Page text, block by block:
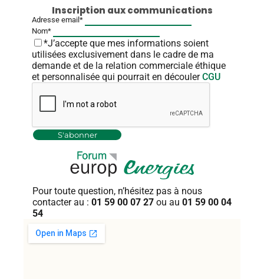
Inscription aux communications
Adresse email*
Nom*
*J’accepte que mes informations soient
utilisées exclusivement dans le cadre de ma
demande et de la relation commerciale éthique
et personnalisée qui pourrait en découlerCGU
Pour toute question, n’hésitez pas à nous
contacter au : 01 59 00 07 27 ou au 01 59 00 04
54